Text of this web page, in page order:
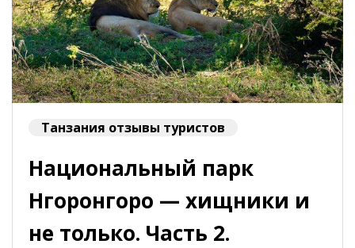
Танзания отзывы туристов
Национальный парк
Нгоронгоро — хищники и
не только. Часть 2.